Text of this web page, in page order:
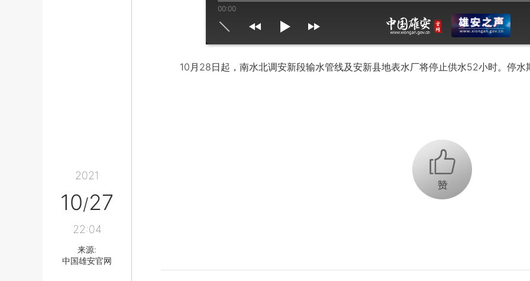
2021
10/27
22:04
来源:
中国雄安官网
00:00
mute max volume
10月28日起，南水北调安新段输水管线及安新县地表水厂将停止供水52小时。停水
+1